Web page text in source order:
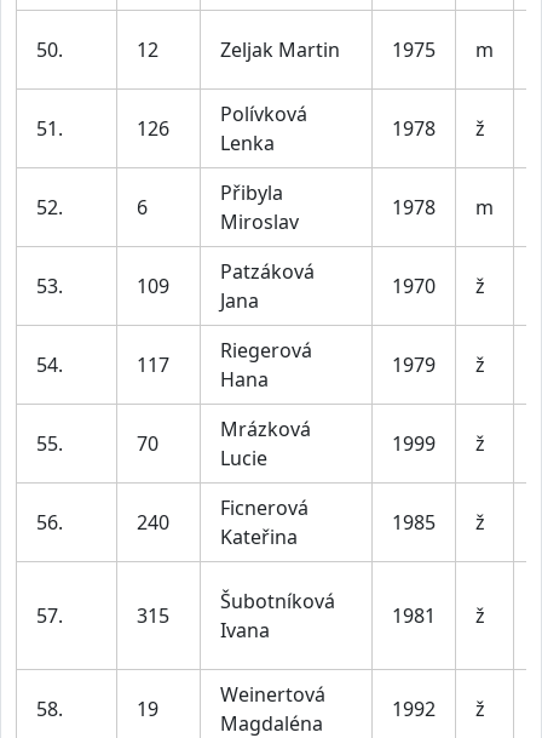
50. 12 Zeljak Martin 1975 m
51. 126
Polívková
Lenka
1978 ž
52. 6
Přibyla
Miroslav
1978 m
53. 109
Patzáková
Jana
1970 ž
54. 117
Riegerová
Hana
1979 ž
55. 70
Mrázková
Lucie
1999 ž
56. 240
Ficnerová
Kateřina
1985 ž
57. 315
Šubotníková
Ivana
1981 ž
58. 19
Weinertová
Magdaléna
1992 ž